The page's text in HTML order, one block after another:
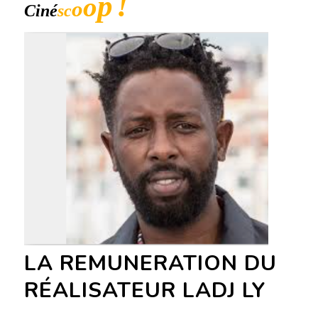
LA REMUNERATION DU
RÉALISATEUR LADJ LY